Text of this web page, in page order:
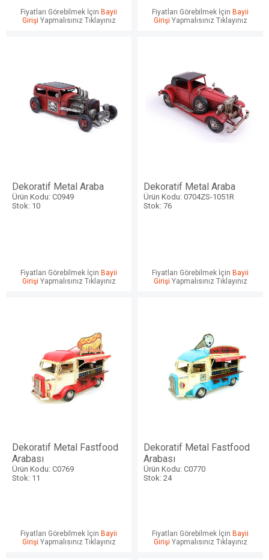
Fiyatları Görebilmek İçin Bayii
Girişi Yapmalısınız Tıklayınız
Fiyatları Görebilmek İçin Bayii
Girişi Yapmalısınız Tıklayınız
Dekoratif Metal Araba
Ürün Kodu: C0949
Stok: 10
Fiyatları Görebilmek İçin Bayii
Girişi Yapmalısınız Tıklayınız
Dekoratif Metal Araba
Ürün Kodu: 0704ZS-1051R
Stok: 76
Fiyatları Görebilmek İçin Bayii
Girişi Yapmalısınız Tıklayınız
Dekoratif Metal Fastfood
Arabası
Ürün Kodu: C0769
Stok: 11
Fiyatları Görebilmek İçin Bayii
Girişi Yapmalısınız Tıklayınız
Dekoratif Metal Fastfood
Arabası
Ürün Kodu: C0770
Stok: 24
Fiyatları Görebilmek İçin Bayii
Girişi Yapmalısınız Tıklayınız